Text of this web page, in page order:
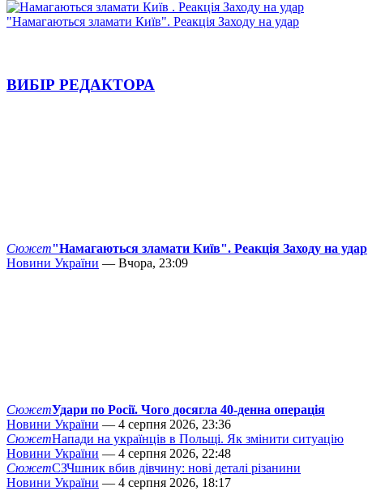
"Намагаються зламати Київ". Реакція Заходу на удар
ВИБІР РЕДАКТОРА
Сюжет"Намагаються зламати Київ". Реакція Заходу на удар
Новини України — Вчора, 23:09
СюжетУдари по Росії. Чого досягла 40-денна операція
Новини України — 4 серпня 2026, 23:36
СюжетНапади на українців в Польщі. Як змінити ситуацію
Новини України — 4 серпня 2026, 22:48
СюжетСЗЧшник вбив дівчину: нові деталі різанини
Новини України — 4 серпня 2026, 18:17